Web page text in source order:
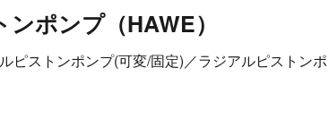
ンポンプ（HAWE）
ピストンポンプ(可変/固定)／ラジアルピストン